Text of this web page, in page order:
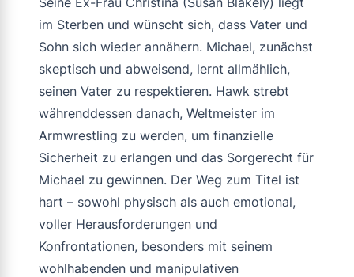
im Sterben und wünscht sich, dass Vater und
Sohn sich wieder annähern. Michael, zunächst
skeptisch und abweisend, lernt allmählich,
seinen Vater zu respektieren. Hawk strebt
währenddessen danach, Weltmeister im
Armwrestling zu werden, um finanzielle
Sicherheit zu erlangen und das Sorgerecht für
Michael zu gewinnen. Der Weg zum Titel ist
hart – sowohl physisch als auch emotional,
voller Herausforderungen und
Konfrontationen, besonders mit seinem
wohlhabenden und manipulativen